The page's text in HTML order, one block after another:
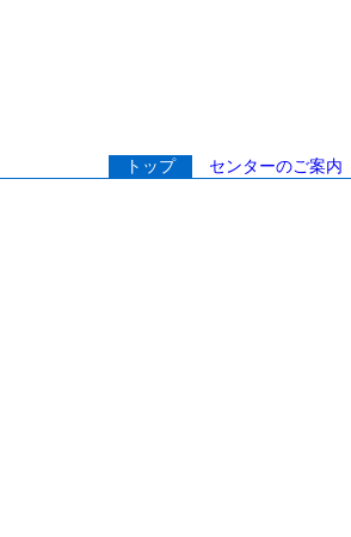
トップ センターのご案内